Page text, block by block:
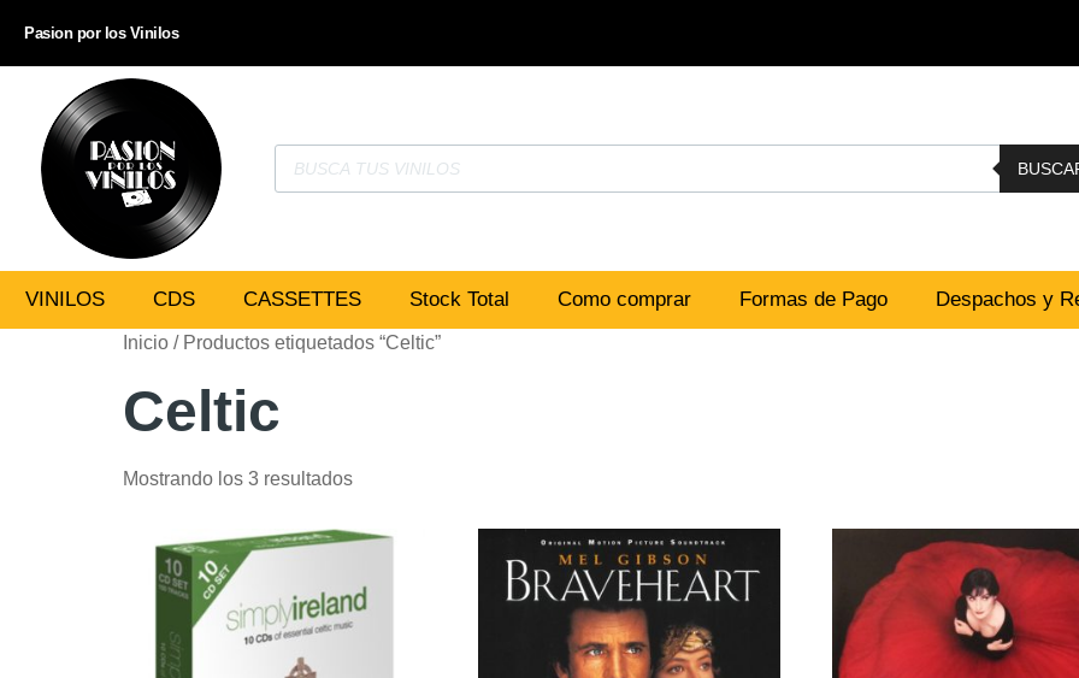
Pasion por los Vinilos
VINILOS CDS CASSETTES Stock Total Como comprar Formas de Pago Despachos y
Inicio / Productos etiquetados “Celtic”
Celtic
Mostrando los 3 resultados